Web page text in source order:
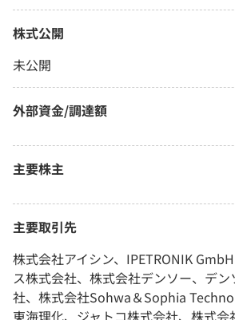
株式公開
未公開
外部資金/調達額
主要株主
主要取引先
株式会社アイシン、IPETRONIK
ス株式会社、株式会社デンソー、デ
社、株式会社Sohwa＆Sophia
東海理化、ジャトコ株式会社、株式会